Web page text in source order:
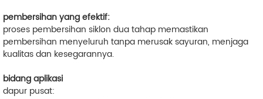
pembersihan yang efektif:
proses pembersihan siklon dua tahap memastikan
pembersihan menyeluruh tanpa merusak sayuran, menjaga
kualitas dan kesegarannya.
bidang aplikasi
dapur pusat: